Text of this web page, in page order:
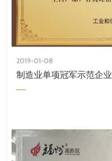
2019-01-08
制造业单项冠军示范企业